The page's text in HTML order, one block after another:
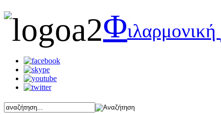
Φιλαρμονική